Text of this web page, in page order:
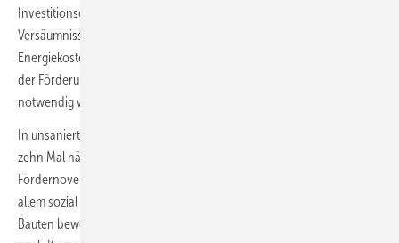
Investitionsoffensive für energiesparende Gebäude gefragt, um die
Versäumnisse der letzten Jahre schnell aufzuholen und die
Energiekosten dauerhaft zu senken. Der Kurs der Bundesregierung bei
der Förderung ist darum genau das Gegenteil dessen, was gerade
notwendig wäre.“
In unsanierten Gebäuden schlagen die Energiekostensteigerungen
zehn Mal härter zu Buche als in effizienten Gebäuden. Die
Fördernovelle sei darum auch sozialpolitisch ein Rückschlag, da vor
allem sozial schwächere Bevölkerungsgruppen die unsanierten
Bauten bewohnten. Die Regierung mache laut Deneff Förderpolitik